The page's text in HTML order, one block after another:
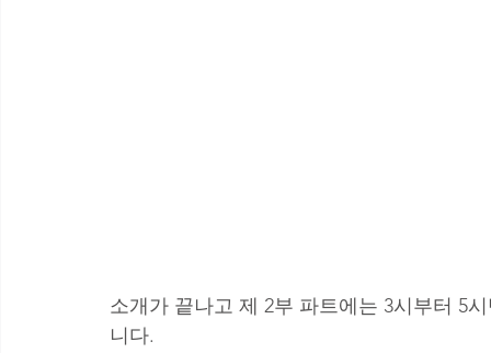
소개가 끝나고 제 2부 파트에는 3시부터 5
니다.